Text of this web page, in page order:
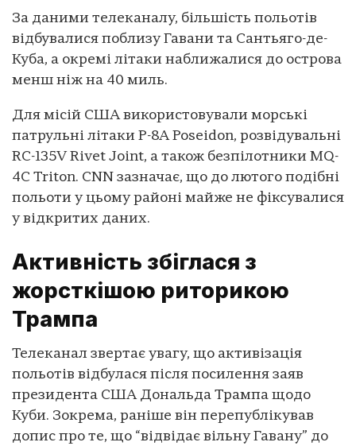
За даними телеканалу, більшість польотів
відбувалися поблизу Гавани та Сантьяго-де-
Куба, а окремі літаки наближалися до острова
менш ніж на 40 миль.
Для місій США використовували морські
патрульні літаки P-8A Poseidon, розвідувальні
RC-135V Rivet Joint, а також безпілотники MQ-
4C Triton. CNN зазначає, що до лютого подібні
польоти у цьому районі майже не фіксувалися
у відкритих даних.
Активність збіглася з
жорсткішою риторикою
Трампа
Телеканал звертає увагу, що активізація
польотів відбулася після посилення заяв
президента США Дональда Трампа щодо
Куби. Зокрема, раніше він перепублікував
допис про те, що “відвідає вільну Гавану” до